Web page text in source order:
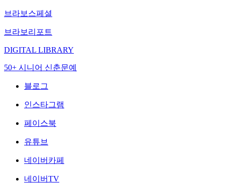
브라보스페셜
브라보리포트
DIGITAL LIBRARY
50+ 시니어 신춘문예
블로그
인스타그램
페이스북
유튜브
네이버카페
네이버TV